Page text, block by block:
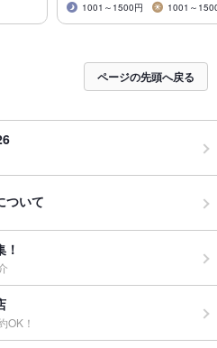
1001～1500円 1001～
ページの先頭へ戻る
ついて
OK！